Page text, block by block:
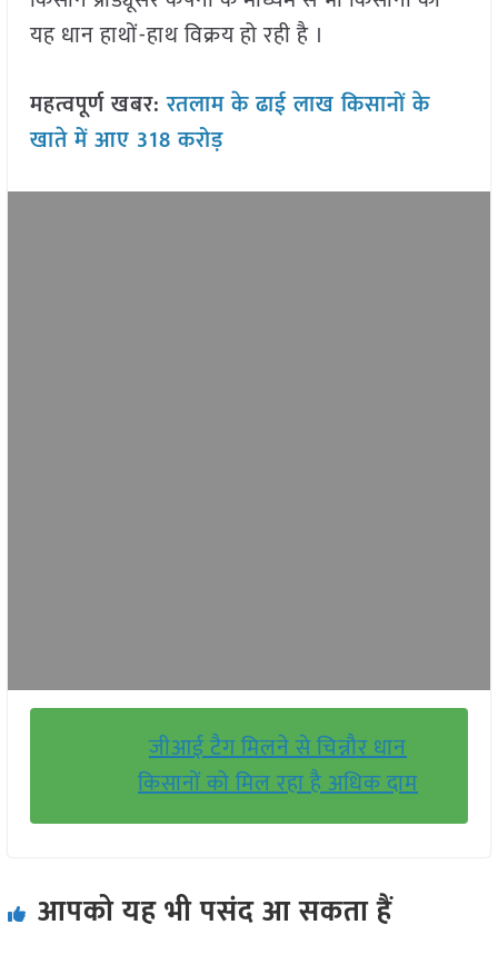
यह धान हाथों-हाथ विक्रय हो रही है ।
महत्वपूर्ण खबर:रतलाम के ढाई लाख किसानों के
खाते में आए 318 करोड़
जीआई टैग मिलने से चिन्नौर धान
किसानों को मिल रहा है अधिक दाम
आपको यह भी पसंद आ सकता हैं